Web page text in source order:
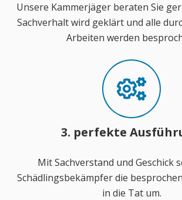
Unsere Kammerjäger beraten Sie
Sachverhalt wird geklärt und alle
Arbeiten werden
3. perfekte
Mit Sachverstand und Geschick
Schädlingsbekämpfer die
in die Tat um.